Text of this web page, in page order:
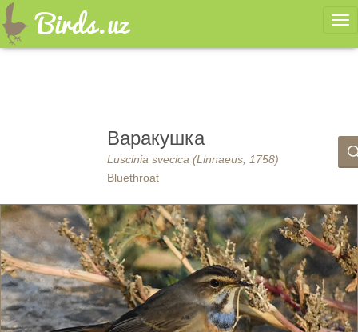
Варакушка
Luscinia svecica (Linnaeus, 1758)
Bluethroat